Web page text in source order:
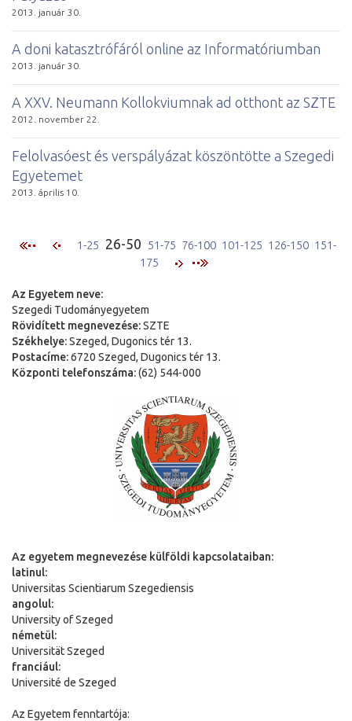
2013. január 30.
A doni katasztrófáról online az Informatóriumban
2013. január 30.
A XXV. Neumann Kollokviumnak ad otthont az SZTE
2012. november 22.
Felolvasóest és verspályázat köszöntötte a Szegedi
Egyetemet
2013. április 10.
1-25 26-50 51-75 76-100 101-125 126-150 151-
175
Az Egyetem neve:
Szegedi Tudományegyetem
Rövidített megnevezése:SZTE
Székhelye:Szeged, Dugonics tér 13.
Postacíme:6720 Szeged, Dugonics tér 13.
Központi telefonszáma:(62) 544-000
Az egyetem megnevezése külföldi kapcsolataiban:
latinul:
Universitas Scientiarum Szegediensis
angolul:
University of Szeged
németül:
Universität Szeged
franciául:
Université de Szeged
Az Egyetem fenntartója: